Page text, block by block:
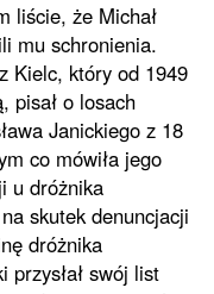
liście, że Michał
mu schronienia.
Kielc, który od 1949
pisał o losach
Janickiego z 18
co mówiła jego
u dróżnika
skutek denuncjacji
dróżnika
przysłał swój list